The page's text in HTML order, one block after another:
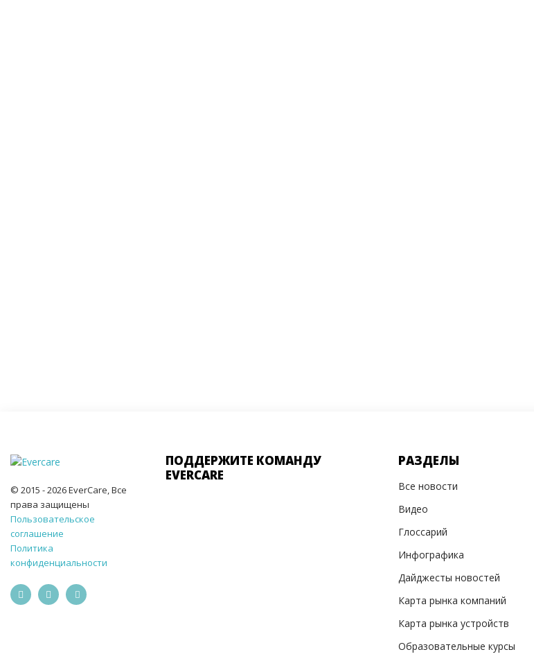
© 2015 - 2026 EverCare, Все
права защищены
Пользовательское
соглашение
Политика
конфиденциальности
ПОДДЕРЖИТЕ КОМАНДУ
EVERCARE
РАЗДЕЛЫ
Все новости
Видео
Глоссарий
Инфографика
Дайджесты новостей
Карта рынка компаний
Карта рынка устройств
Образовательные курсы